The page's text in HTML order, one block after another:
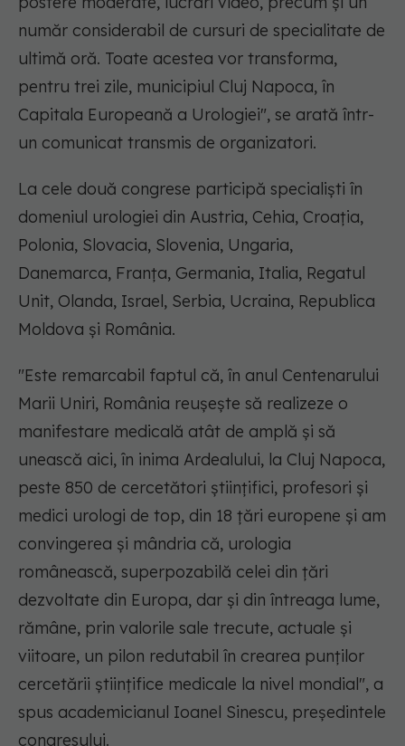
număr considerabil de cursuri de specialitate de
ultimă oră. Toate acestea vor transforma,
pentru trei zile, municipiul Cluj Napoca, în
Capitala Europeană a Urologiei", se arată într-
un comunicat transmis de organizatori.
La cele două congrese participă specialişti în
domeniul urologiei din Austria, Cehia, Croaţia,
Polonia, Slovacia, Slovenia, Ungaria,
Danemarca, Franţa, Germania, Italia, Regatul
Unit, Olanda, Israel, Serbia, Ucraina, Republica
Moldova şi România.
"Este remarcabil faptul că, în anul Centenarului
Marii Uniri, România reuşeşte să realizeze o
manifestare medicală atât de amplă şi să
unească aici, în inima Ardealului, la Cluj Napoca,
peste 850 de cercetători ştiinţifici, profesori şi
medici urologi de top, din 18 ţări europene şi am
convingerea şi mândria că, urologia
românească, superpozabilă celei din ţări
dezvoltate din Europa, dar şi din întreaga lume,
rămâne, prin valorile sale trecute, actuale şi
viitoare, un pilon redutabil în crearea punţilor
cercetării ştiinţifice medicale la nivel mondial", a
spus academicianul Ioanel Sinescu, președintele
congresului.